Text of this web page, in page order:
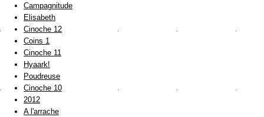
Campagnitude
Elisabeth
Cinoche 12
Coins 1
Cinoche 11
Hyaark!
Poudreuse
Cinoche 10
2012
A l'arrache